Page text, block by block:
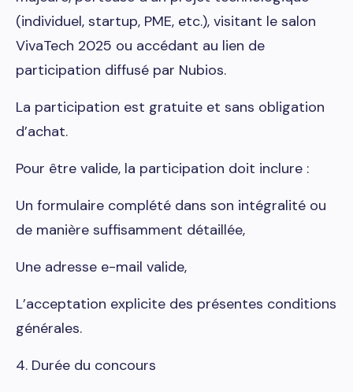
(individuel, startup, PME, etc.), visitant le salon
VivaTech 2025 ou accédant au lien de
participation diffusé par Nubios.
La participation est gratuite et sans obligation
d’achat.
Pour être valide, la participation doit inclure :
Un formulaire complété dans son intégralité ou
de manière suffisamment détaillée,
Une adresse e-mail valide,
L’acceptation explicite des présentes conditions
générales.
4. Durée du concours